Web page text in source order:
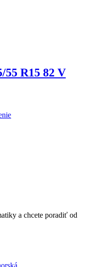
55 R15 82 V
a chcete poradiť od